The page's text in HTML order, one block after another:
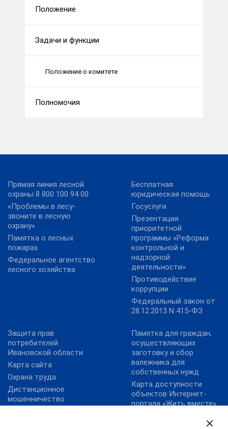
Положение
Задачи и функции
Положение о комитете
Полномочия
Прямая линия лесной
охраны 8 800 100 94 00
«Проблемы в лесу-
звоните в лесную
охрану»
Памятка о лесных
пожарах
Федеральное агентство
лесного хозяйства
Бесплатная
юридическая помощь
Госуслуги
Презентация
приоритетной
программы «Реформа
контрольной и
надзорной
деятельности»
Противодействие
коррупции
Федеральный закон от
28.12.2013 N 415-ФЗ
Защита прав
потребителей
Ивановской области
Карта сайта
Охрана труда
Дистанционное
мошенничество
Памятка для граждан,
осуществляющих
заготовку и сбор
валежника для
собственных нужд
Карта доступности
объектов Интернет-
портала «Жить вместе»